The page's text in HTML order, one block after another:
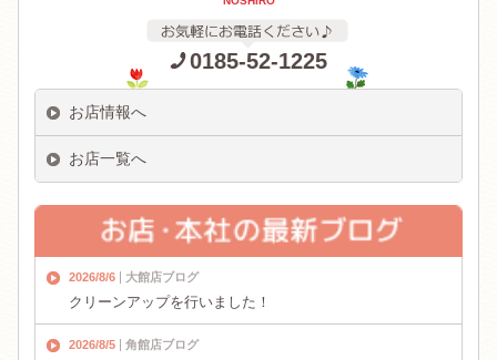
0185-52-1225
お店情報へ
お店一覧へ
2026/8/6 大館店ブログ
クリーンアップを行いました！
2026/8/5 角館店ブログ